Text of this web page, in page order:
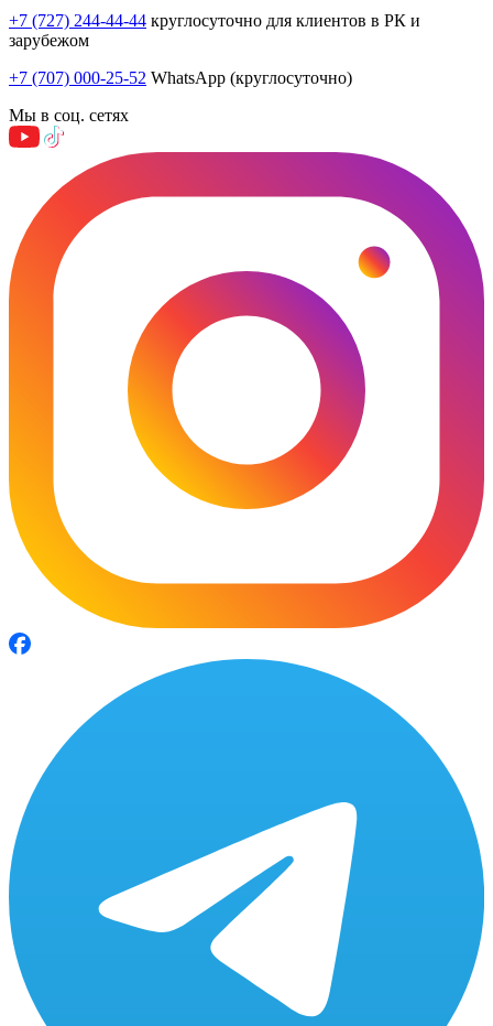
+7 (727) 244-44-44 круглосуточно для клиентов в РК и
зарубежом
+7 (707) 000-25-52 WhatsApp (круглосуточно)
Мы в соц. сетях